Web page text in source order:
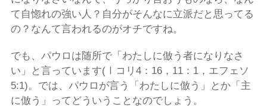
て自惚れの強い人？自分がそんなに立派だと思ってる
の？なんて言われるのがオチですね。
でも、パウロは随所で「わたしに倣う者になりなさ
い」と言っています(Ⅰコリ4：16，11：1，エフェソ
5:1)。では、パウロが言う「わたしに倣う」とか「主
に倣う」ってどういうことなのでしょう。